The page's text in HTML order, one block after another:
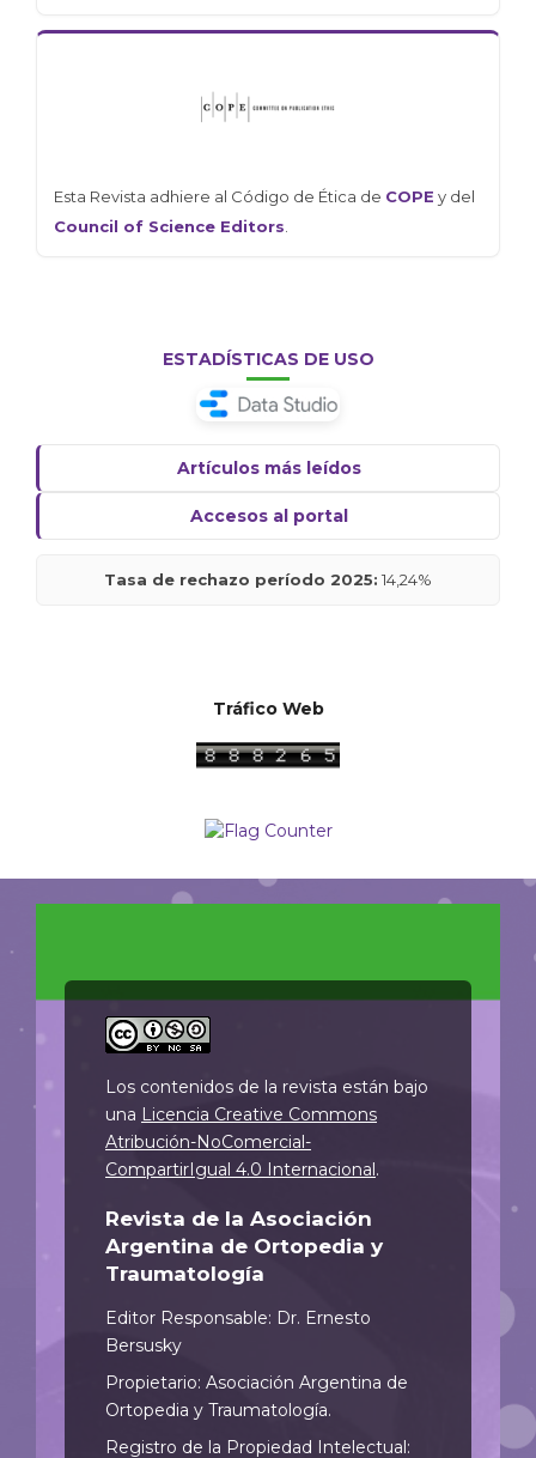
Esta Revista adhiere al Código de Ética de COPE y del
Council of Science Editors
ESTADÍSTICAS DE USO
Artículos más leídos
Accesos al portal
Tasa de rechazo período 2025: 14,24%
Tráfico Web
Los contenidos de la revista están bajo
una Licencia Creative Commons
Atribución-NoComercial-
CompartirIgual 4.0 Internacional.
Revista de la Asociación
Argentina de Ortopedia y
Traumatología
Editor Responsable: Dr. Ernesto
Bersusky
Propietario: Asociación Argentina de
Ortopedia y Traumatología.
Registro de la Propiedad Intelectual: